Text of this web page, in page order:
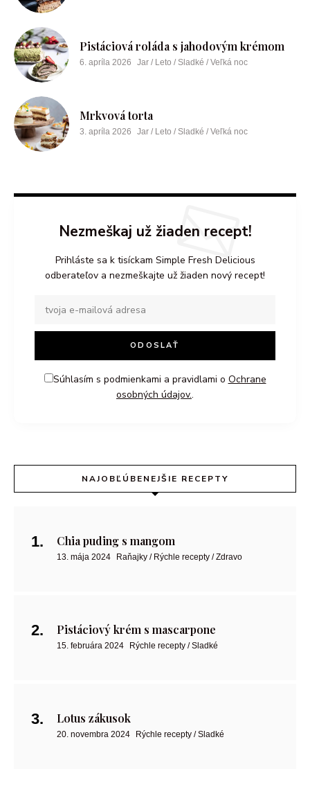
Pistáciová roláda s jahodovým krémom
6. apríla 2026 Jar / Leto / Sladké / Veľká noc
Mrkvová torta
3. apríla 2026 Jar / Leto / Sladké / Veľká noc
Nezmeškaj už žiaden recept!
Prihláste sa k tisíckam Simple Fresh Delicious
odberateľov a nezmeškajte už žiaden nový recept!
Súhlasím s podmienkami a pravidlami o Ochrane
osobných údajov..
NAJOBĽÚBENEJŠIE RECEPTY
Chia puding s mangom
13. mája 2024 Raňajky / Rýchle recepty / Zdravo
Pistáciový krém s mascarpone
15. februára 2024 Rýchle recepty / Sladké
Lotus zákusok
20. novembra 2024 Rýchle recepty / Sladké